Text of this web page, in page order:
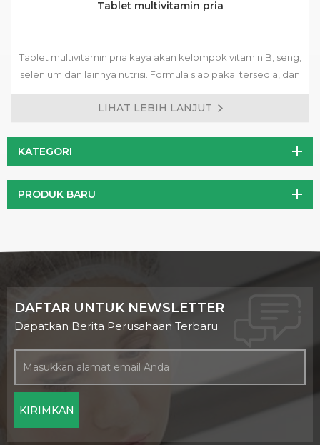
Tablet multivitamin pria
Tablet multivitamin pria kaya akan kelompok vitamin B, seng,
selenium dan lainnya nutrisi. Formula siap pakai tersedia, dan
formula yang disesuaikan adalah diterima.
LIHAT LEBIH LANJUT
KATEGORI
PRODUK BARU
DAFTAR UNTUK NEWSLETTER
Dapatkan Berita Perusahaan Terbaru